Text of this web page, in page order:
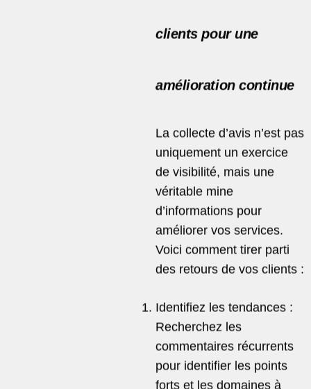
clients pour une
amélioration continue
La collecte d’avis n’est pas
uniquement un exercice
de visibilité, mais une
véritable mine
d’informations pour
améliorer vos services.
Voici comment tirer parti
des retours de vos clients :
Identifiez les tendances :
Recherchez les
commentaires récurrents
pour identifier les points
forts et les domaines à